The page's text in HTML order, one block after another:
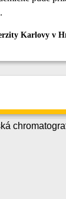
Karlovy v